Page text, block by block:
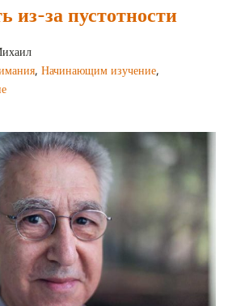
из-за пустотности
, Начинающим изучение,